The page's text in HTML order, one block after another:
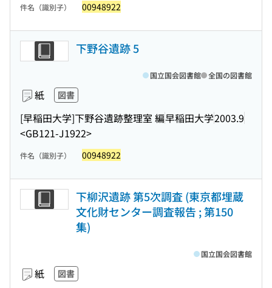
件名（識別子） 00948922
下野谷遺跡 5
紙 図書
[早稲田大学]下野谷遺跡整理室 編早稲田大学2003.9
<GB121-J1922>
国立国会図書館 全国の図書館
件名（識別子） 00948922
下柳沢遺跡 第5次調査 (東京都埋蔵
文化財センター調査報告 ; 第150
集)
紙 図書
国立国会図書館